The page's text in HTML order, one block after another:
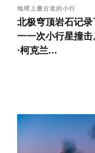
地球上最古老的小行
北极穹顶岩石记
一一次小行星撞
·柯克兰...